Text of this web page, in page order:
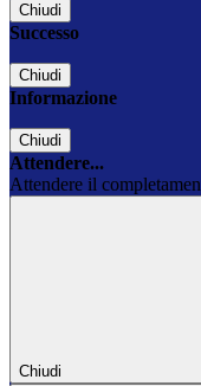
Chiudi
Successo
Chiudi
Informazione
Chiudi
Attendere...
Attendere il
Chiudi